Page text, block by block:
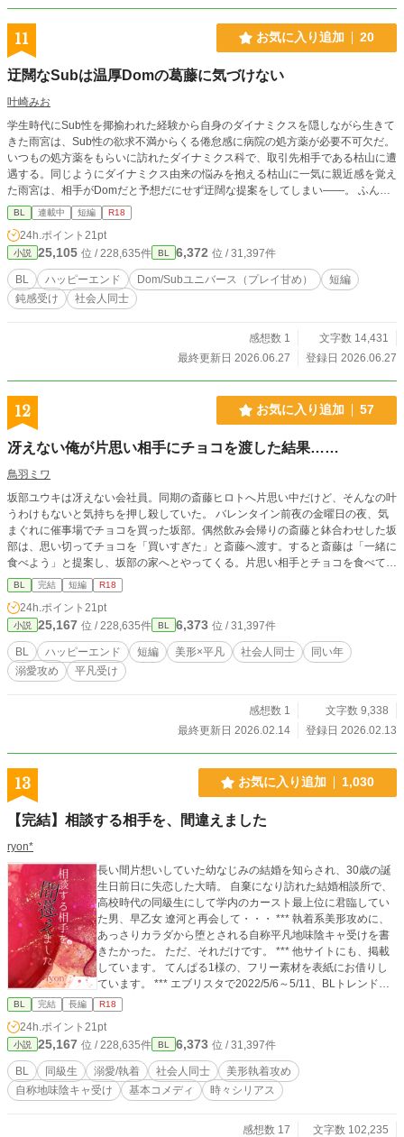
11 お気に入り追加 20
迂闊なSubは温厚Domの葛藤に気づけない
叶崎みお
学生時代にSub性を揶揄われた経験から自身のダイナミクスを隠しながら生きて
きた雨宮は、Sub性の欲求不満からくる倦怠感に病院の処方薬が必要不可欠だ。
いつもの処方薬をもらいに訪れたダイナミクス科で、取引先相手である枯山に遭
遇する。同じようにダイナミクス由来の悩みを抱える枯山に一気に親近感を覚え
た雨宮は、相手がDomだと予想だにせず迂闊な提案をしてしまい——。 ふんわ
り設定のDomSubです。コマンドワードが日本語だったり自分の書きやすいよう
に書いているので、おおらかな心でいろいろ許せる方に楽しんでいただければ幸
いです。 喘ぎ声は濁点だったり濁点じゃなかったりしますので、苦手な方はご
注意ください。 ハピエンです。 こちらの作品は他サイト様にも投稿しておりま
す。
BL 連載中 短編 R18
24h.ポイント 21pt
小説 25,105 位 / 228,635件 BL 6,372 位 / 31,397件
BL ハッピーエンド Dom/Subユニバース（プレイ甘め）
短編
鈍感受け
社会人同士
感想数 1
文字数 14,431
最終更新日 2026.06.27
登録日 2026.06.27
12 お気に入り追加 57
冴えない俺が片思い相手にチョコを渡した結果……
鳥羽ミワ
坂部ユウキは冴えない会社員。同期の斎藤ヒロトへ片思い中だけど、そんなの叶
うわけもないと気持ちを押し殺していた。 バレンタイン前夜の金曜日の夜、気
まぐれに催事場でチョコを買った坂部。偶然飲み会帰りの斎藤と鉢合わせした坂
部は、思い切ってチョコを「買いすぎた」と斎藤へ渡す。すると斎藤は「一緒に
食べよう」と提案し、坂部の家へとやってくる。片思い相手とチョコを食べてい
る状況にどきどきする坂部だが、ひょんなことからベッドの下へ隠したアダルト
グッズの存在を斎藤へ知られてしまった！誰と使ったのか、となぜか問い詰める
斎藤を前に坂部は自分で使っていたことを涙ながらに告白する。そして斎藤は坂
部の涙へ謝罪し、自らが坂部が誰とアダルトグッズを使うのか想像して嫉妬して
しまったと告白した。思いがけない告白に坂部は理性を失い、そして斎藤もキス
に溺れ、二人の熱い夜が始まる……。 ※pixiv、ムーンライトノベルズ、アルフ
ァポリスへ掲載しています。
BL 完結 短編 R18
24h.ポイント 21pt
小説 25,167 位 / 228,635件 BL 6,373 位 / 31,397件
BL ハッピーエンド 短編 美形×平凡 社会人同士
同い年
溺愛攻め
平凡受け
感想数 1
文字数 9,338
最終更新日 2026.02.14
登録日 2026.02.13
13 お気に入り追加 1,030
【完結】相談する相手を、間違えました
ryon*
長い間片想いしていた幼なじみの結婚を知らされ、30歳の誕
生日前日に失恋した大晴。 自棄になり訪れた結婚相談所で、
高校時代の同級生にして学内のカースト最上位に君臨してい
た男、早乙女 遼河と再会して・・・ *** 執着系美形攻めに、
あっさりカラダから堕とされる自称平凡地味陰キャ受けを書
きたかった。 ただ、それだけです。 *** 他サイトにも、掲載
しています。 てんぱる1様の、フリー素材を表紙にお借りし
ています。 *** エブリスタで2022/5/6～5/11、BLトレンドラ
ンキング１位を獲得しました。 ありがとうございました。 **
* 閲覧への感謝の気持ちをこめて、5/8 遼河視点のSSを追加し
ました。 ちょっと闇深い感じですが、楽しんで頂けたら幸い
です(*´ω｀*) *** 2022/5/14 エブリスタで保存したデータが飛
ぶという不具合が出ているみたいで、ちょっとこわいのであ
ちらに置いていたSSを念のためこちらにも転載しておきま
す。
BL 完結 長編 R18
24h.ポイント 21pt
小説 25,167 位 / 228,635件 BL 6,373 位 / 31,397件
BL 同級生 溺愛/執着 社会人同士
美形執着攻め
自称地味陰キャ受け
基本コメディ 時々シリアス
感想数 17
文字数 102,235